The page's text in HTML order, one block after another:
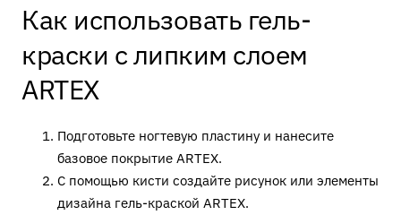
Как использовать гель-
краски с липким слоем
ARTEX
Подготовьте ногтевую пластину и нанесите
базовое покрытие ARTEX.
С помощью кисти создайте рисунок или элементы
дизайна гель-краской ARTEX.